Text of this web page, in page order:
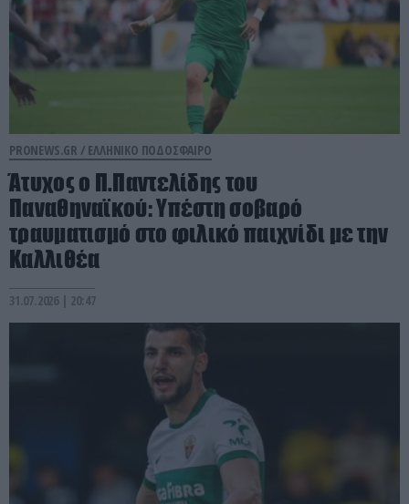
PRONEWS.GR / ΕΛΛΗΝΙΚΟ ΠΟΔΟΣΦΑΙΡΟ
Άτυχος ο Π.Παντελίδης του
Παναθηναϊκού: Υπέστη σοβαρό
τραυματισμό στο φιλικό παιχνίδι με την
Καλλιθέα
31.07.2026 | 20:47